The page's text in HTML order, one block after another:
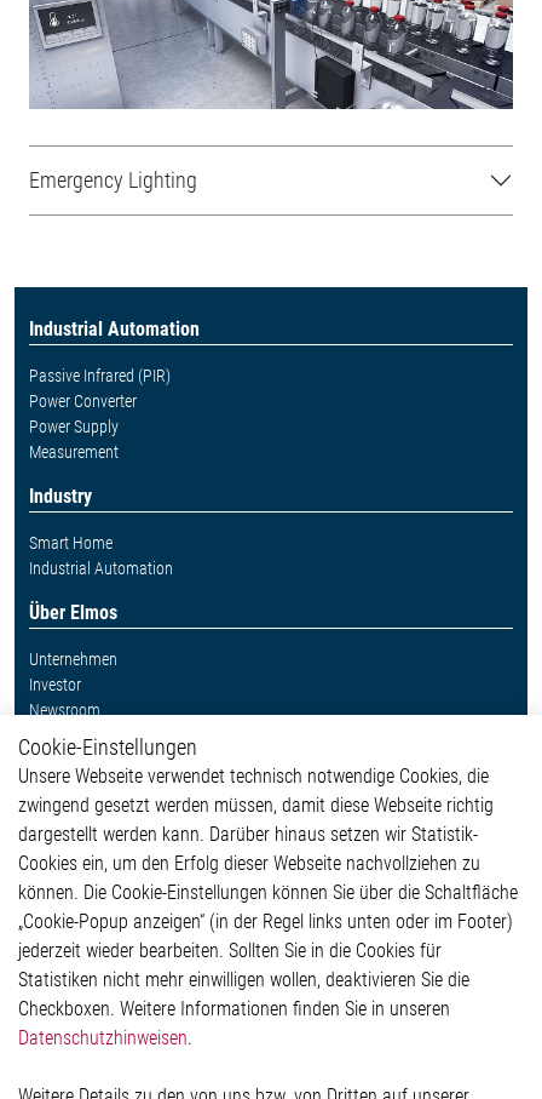
Emergency Lighting
Industrial Automation
Passive Infrared (PIR)
Power Converter
Power Supply
Measurement
Industry
Smart Home
Industrial Automation
Über Elmos
Unternehmen
Investor
Newsroom
Weitere Links
Glossar
Kontakt
Hinweisgeberschutzsystem
Impressum
Datenschutzerklärung
Cookie-Popup anzeigen
Cookie-Einstellungen
Unsere Webseite verwendet technisch notwendige Cookies, die
zwingend gesetzt werden müssen, damit diese Webseite richtig
dargestellt werden kann. Darüber hinaus setzen wir Statistik-
Cookies ein, um den Erfolg dieser Webseite nachvollziehen zu
können. Die Cookie-Einstellungen können Sie über die Schaltfläche
„Cookie-Popup anzeigen“ (in der Regel links unten oder im Footer)
jederzeit wieder bearbeiten. Sollten Sie in die Cookies für
Statistiken nicht mehr einwilligen wollen, deaktivieren Sie die
Checkboxen. Weitere Informationen finden Sie in unseren
Datenschutzhinweisen.